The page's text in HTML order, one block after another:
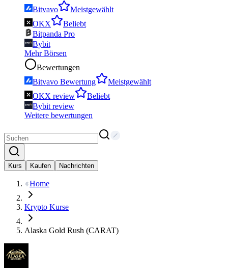
Bitvavo
Meistgewählt
OKX
Beliebt
Bitpanda Pro
Bybit
Mehr Börsen
Bewertungen
Bitvavo Bewertung
Meistgewählt
OKX review
Beliebt
Bybit review
Weitere bewertungen
Kurs Kaufen Nachrichten
Home
Krypto Kurse
Alaska Gold Rush (CARAT)